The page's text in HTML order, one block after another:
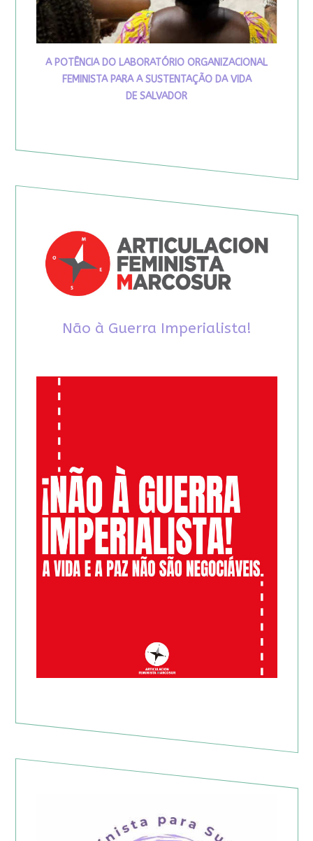
A POTÊNCIA DO LABORATÓRIO ORGANIZACIONAL
FEMINISTA PARA A SUSTENTAÇÃO DA VIDA
DE SALVADOR
Não à Guerra Imperialista!